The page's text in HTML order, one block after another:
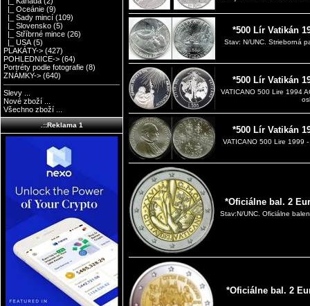
|_ Oceánie (9)
|_ Sady mincí (109)
|_ Slovensko (5)
|_ Stříbrné mince (26)
|_ USA (5)
PLAKÁTY-> (427)
POHLEDNICE-> (64)
Portréty podle fotografie (8)
ZNÁMKY-> (640)
Slevy ...
Nové zboží ...
Všechno zboží ...
.::Reklama 1
*500 Lír Vatikán
Stav: N/UNC. Strieborná
*500 Lír Vatikán
VATICANO 500 Lire 1994
*500 Lír Vatikán
VATICANO 500 Lire 1999
*Oficiálne bal. 2
Stav:N/UNC. Oficiálne
*Oficiálne bal. 2